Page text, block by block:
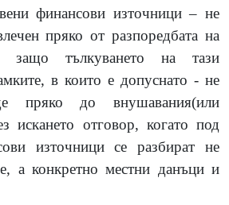
финансови източници – не
пряко от разпоредбата на
тълкуването на тази
в които е допуснато - не
пряко до внушавания(или
искането отговор, когато под
източници се разбират не
а конкретно местни данъци и